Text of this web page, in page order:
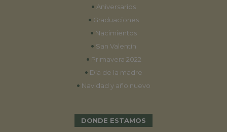
• Aniversarios
• Graduaciones
• Nacimientos
• San Valentín
• Primavera 2022
• Día de la madre
• Navidad y año nuevo
DONDE ESTAMOS